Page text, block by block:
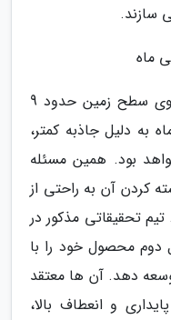
سازند.
ماه
اگرچه ماه نورد پژوهشگران MIT روی سطح زمین حدود 9
به دلیل جاذبه کمتر،
زمین خواهد بود. همین مسئله
کردن آن به راحتی از
تحقیقاتی مذکور در
دوم محصول خود را با
دهد. آن ها معتقد
و انعطاف بالا،